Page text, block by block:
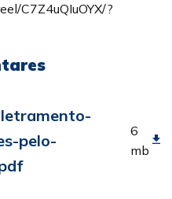
C7Z4uQIuOYX/?
pelo-
6
mb